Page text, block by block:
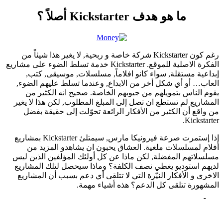
ما هو هدف Kickstarter أصلاً ؟
رغم كون Kickstarter شركة خاصة و ربحية, لا يغير هذا شيئاً من
الفكرة الاصلية للموقع. Kickstarter خدمة تسلط الضوء على مشاريع
إبداعية مستقلة, سواء كانو افلاماً, مسلسلات, موسيقى, كتب,
العاب… أو أي شكل أخر من الابداع, وعندما تسلط عليهم الضوء,
يقوم الناس بتمويلهم من جيوبهم الخاصة. صحيح انه الكثير من
المشاريع لم تستطع ان تصل إلى المبلغ المطلوب, لكن هذا لا يغير
من واقع أن الكثير من الأفكار الرائعة تحوّلت إلى حقيقة بفضل
Kickstarter.
إذا إستمرت صرعة فيرونيكا مارس, سيمتلئ Kickstarter بمشاريع
أفلام لمسلسلات ملغية. العشاق يحبون ان يشاهدو المزيد من
مسلسلاتهم المفضلة, لكن ماذا عن كل أولئك المؤلفين الذين ليس
لديهم استوديو يغطي نصف الكلفة؟ وماذا سيحصل لتلك المشاريع
الاخرى و الأفكار النيّرة التي لا تتلقى أي دعم بسبب أن المشاريع
المشهورة تتلقى كل الدعم؟ هذه أشياء مهمة.